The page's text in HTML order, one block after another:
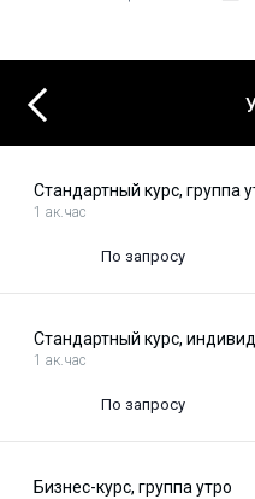
Previous
Стандартный курс, группа
1 ак.час
По запросу
Стандартный курс,
1 ак.час
По запросу
Бизнес-курс, группа утро